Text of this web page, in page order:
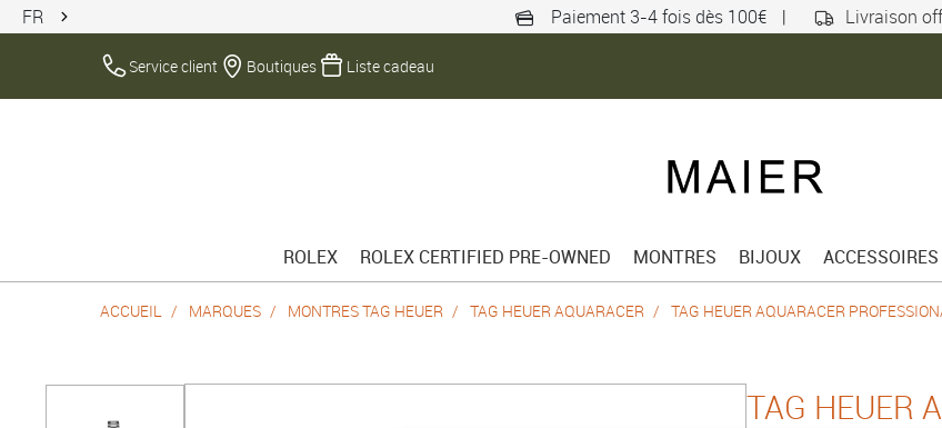
FR Paiement 3-4 fois dès 100€ | Livraison
Service client Boutiques Liste cadeau
ROLEX ROLEX CERTIFIED PRE-OWNED MONTRES BIJOUX ACCESSOIRES
ACCUEIL MARQUES MONTRES TAG HEUER TAG HEUER AQUARACER TAG HEUER AQUARACER
TAG HEUER